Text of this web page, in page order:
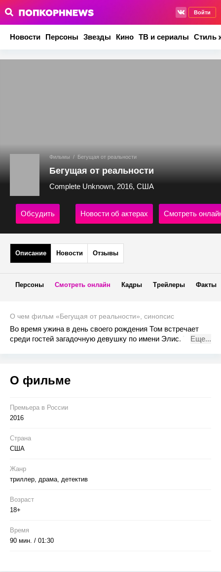
Войти
Новости Персоны Звезды Кино ТВ и сериалы Стиль
Фильмы / Бегущая от реальности
Бегущая от реальности
Complete Unknown, 2016, США
Обсудить Новости об актерах Смотреть
Описание Новости Отзывы
Персоны Смотреть онлайн Кадры Трейлеры Факты
О чем фильм «Бегущая от реальности», синопсис
Во время ужина в день своего рождения Том встречает
среди гостей загадочную девушку по имени Элис. Том
следует за ней, ныряя в неизвестность. Вместе они
становятся абсолютно свободными, анонимными,
ночь — их шанс изменить жизнь…
Еще...
О фильме
Премьера в Росcии
2016
Страна
США
Жанр
триллер, драма, детектив
Возраст
18+
Время
90 мин. / 01:30